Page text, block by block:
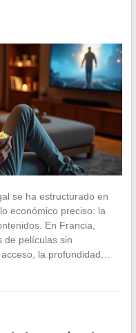
se ha estructurado en
económico preciso: la
En Francia,
de películas sin
la profundidad…